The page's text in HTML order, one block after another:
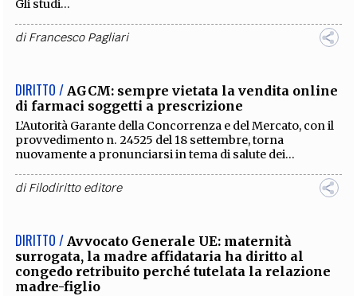
Gli studi...
diFrancesco Pagliari
DIRITTO / AGCM: sempre vietata la vendita online
di farmaci soggetti a prescrizione
L’Autorità Garante della Concorrenza e del Mercato, con il
provvedimento n. 24525 del 18 settembre, torna
nuovamente a pronunciarsi in tema di salute dei...
diFilodiritto editore
DIRITTO / Avvocato Generale UE: maternità
surrogata, la madre affidataria ha diritto al
congedo retribuito perché tutelata la relazione
madre-figlio